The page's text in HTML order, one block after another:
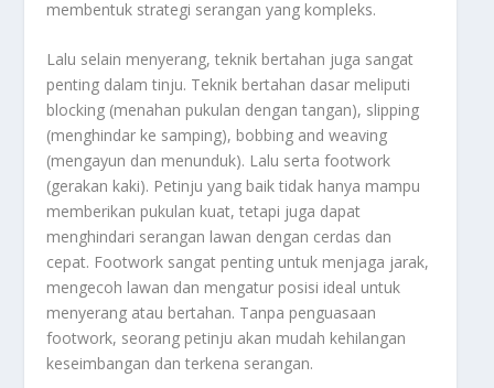
membentuk strategi serangan yang kompleks.
Lalu selain menyerang, teknik bertahan juga sangat
penting dalam tinju. Teknik bertahan dasar meliputi
blocking (menahan pukulan dengan tangan), slipping
(menghindar ke samping), bobbing and weaving
(mengayun dan menunduk). Lalu serta footwork
(gerakan kaki). Petinju yang baik tidak hanya mampu
memberikan pukulan kuat, tetapi juga dapat
menghindari serangan lawan dengan cerdas dan
cepat. Footwork sangat penting untuk menjaga jarak,
mengecoh lawan dan mengatur posisi ideal untuk
menyerang atau bertahan. Tanpa penguasaan
footwork, seorang petinju akan mudah kehilangan
keseimbangan dan terkena serangan.